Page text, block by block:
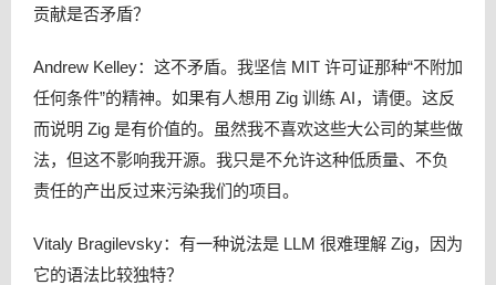
贡献是否矛盾？
Andrew Kelley：这不矛盾。我坚信 MIT 许可证那种“不附加
任何条件”的精神。如果有人想用 Zig 训练 AI，请便。这反
而说明 Zig 是有价值的。虽然我不喜欢这些大公司的某些做
法，但这不影响我开源。我只是不允许这种低质量、不负
责任的产出反过来污染我们的项目。
Vitaly Bragilevsky：有一种说法是 LLM 很难理解 Zig，因为
它的语法比较独特？